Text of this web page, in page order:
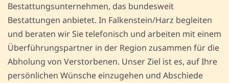
Bestattungsunternehmen, das bundesweit
Bestattungen anbietet. In Falkenstein/Harz begleiten
und beraten wir Sie telefonisch und arbeiten mit einem
Überführungspartner in der Region zusammen für die
Abholung von Verstorbenen. Unser Ziel ist es, auf Ihre
persönlichen Wünsche einzugehen und Abschiede